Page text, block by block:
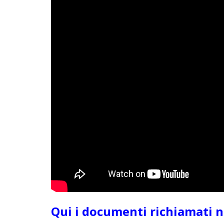
Qui i documenti richiamati